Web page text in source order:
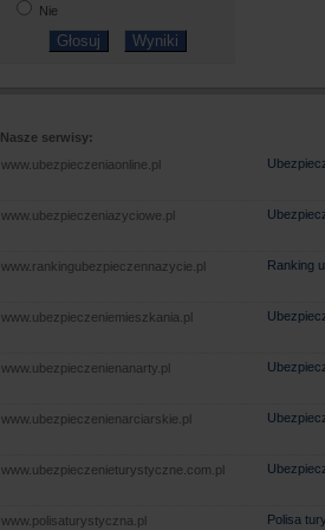
Nie
Nasze serwisy:
www.ubezpieczeniaonline.pl
www.ubezpieczeniazyciowe.pl
www.rankingubezpieczennazycie.pl Ranking
www.ubezpieczeniemieszkania.pl
www.ubezpieczenienanarty.pl
www.ubezpieczenienarciarskie.pl
www.ubezpieczenieturystyczne.com.pl
www.polisaturystyczna.pl Polisa